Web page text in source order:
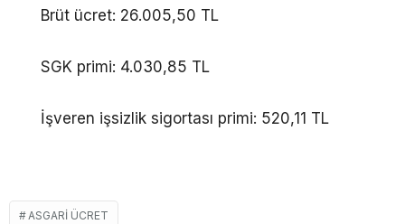
Brüt ücret: 26.005,50 TL
SGK primi: 4.030,85 TL
İşveren işsizlik sigortası primi: 520,11 TL
ASGARI ÜCRET